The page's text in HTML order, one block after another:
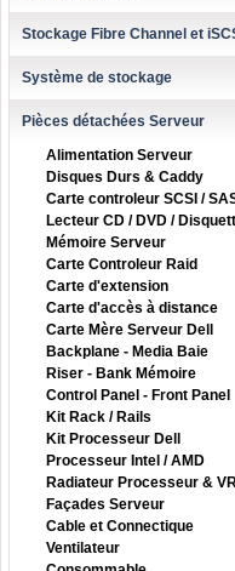
Stockage Fibre Channel et
Système de stockage
Pièces détachées Serveur
Alimentation Serveur
Disques Durs & Caddy
Carte controleur SCSI /
Lecteur CD / DVD /
Mémoire Serveur
Carte Controleur Raid
Carte d'extension
Carte d'accès à distance
Carte Mère Serveur Dell
Backplane - Media Baie
Riser - Bank Mémoire
Control Panel - Front Panel
Kit Rack / Rails
Kit Processeur Dell
Processeur Intel / AMD
Radiateur Processeur &
Façades Serveur
Cable et Connectique
Ventilateur